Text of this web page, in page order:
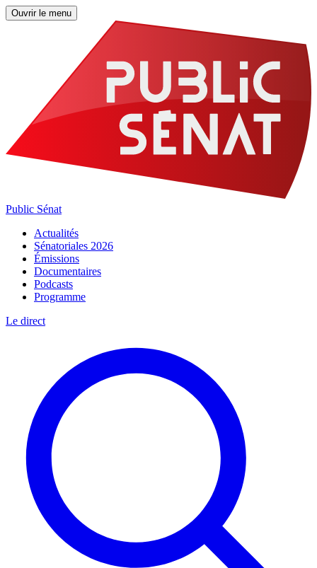
Ouvrir le menu
Public Sénat
Actualités
Sénatoriales 2026
Émissions
Documentaires
Podcasts
Programme
Le direct